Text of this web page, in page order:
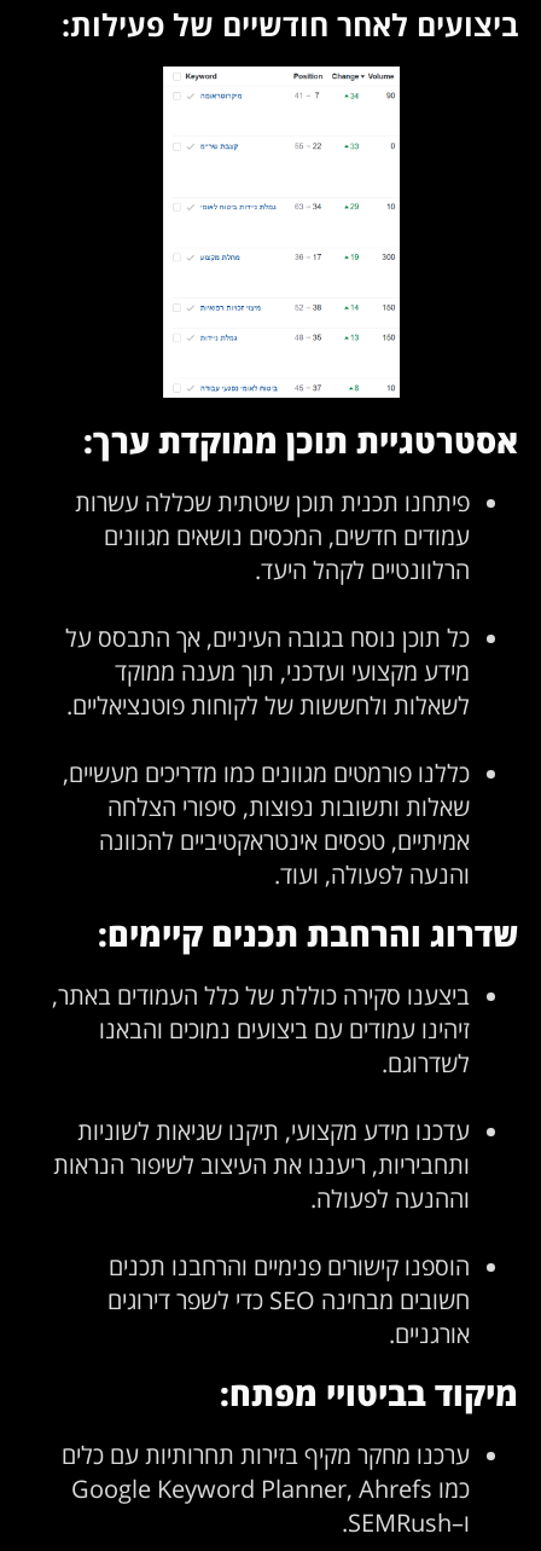
ביצועים לאחר חודשיים של פעילות:
אסטרטגיית תוכן ממוקדת ערך:
פיתחנו תכנית תוכן שיטתית שכללה עשרות
עמודים חדשים, המכסים נושאים מגוונים
הרלוונטיים לקהל היעד.
כל תוכן נוסח בגובה העיניים, אך התבסס על
מידע מקצועי ועדכני, תוך מענה ממוקד
לשאלות ולחששות של לקוחות פוטנציאליים.
כללנו פורמטים מגוונים כמו מדריכים מעשיים,
שאלות ותשובות נפוצות, סיפורי הצלחה
אמיתיים, טפסים אינטראקטיביים להכוונה
והנעה לפעולה, ועוד.
שדרוג והרחבת תכנים קיימים:
ביצענו סקירה כוללת של כלל העמודים באתר,
זיהינו עמודים עם ביצועים נמוכים והבאנו
לשדרוגם.
עדכנו מידע מקצועי, תיקנו שגיאות לשוניות
ותחביריות, ריעננו את העיצוב לשיפור הנראות
וההנעה לפעולה.
הוספנו קישורים פנימיים והרחבנו תכנים
חשובים מבחינה SEO כדי לשפר דירוגים
אורגניים.
מיקוד בביטויי מפתח:
ערכנו מחקר מקיף בזירות תחרותיות עם כלים
כמו Google Keyword Planner, Ahrefs
ו–SEMRush.